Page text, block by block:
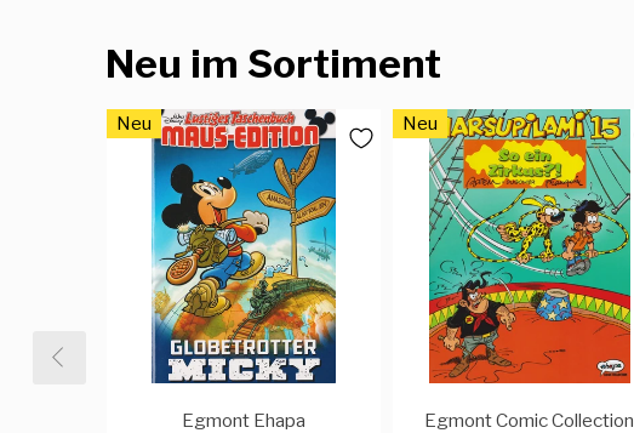
Neu im Sortiment
Neu
Egmont Ehapa
Neu
Egmont Comic Collection